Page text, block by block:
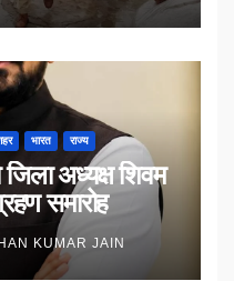
भारत राज्य
अध्यक्ष शिवम
समारोह
KUMAR JAIN